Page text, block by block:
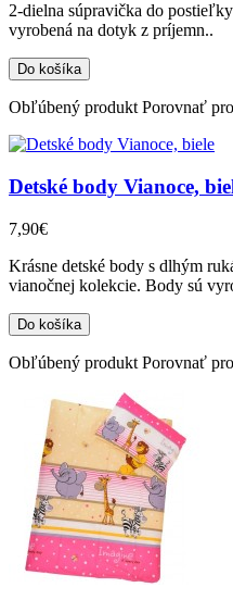
2-dielna súpravička do
vyrobená na dotyk z príjemn..
Obľúbený produkt Porovnať
Detské body Vianoce,
7,90€
Krásne detské body s dlhým
vianočnej kolekcie. Body sú
Obľúbený produkt Porovnať